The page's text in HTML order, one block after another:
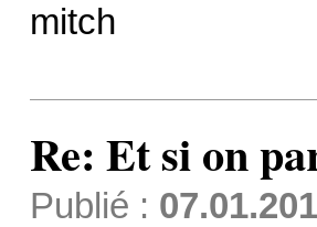
mitch
Re: Et si on
Publié :